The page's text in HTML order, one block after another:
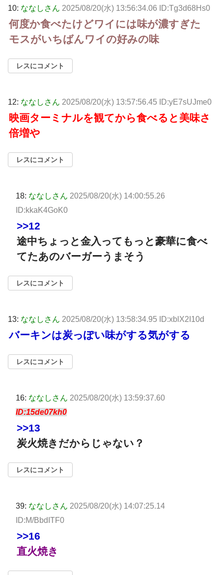
10: ななしさん 2025/08/20(水) 13:56:34.06 ID:Tg3d68Hs0
何度か食べたけどワイには味が濃すぎた
モスがいちばんワイの好みの味
レスにコメント
12: ななしさん 2025/08/20(水) 13:57:56.45 ID:yE7sUJme0
映画ターミナルを観てから食べると美味さ
倍増や
レスにコメント
18: ななしさん 2025/08/20(水) 14:00:55.26
ID:kkaK4GoK0
>>12
途中ちょっと金入ってもっと豪華に食べ
てたあのバーガーうまそう
レスにコメント
13: ななしさん 2025/08/20(水) 13:58:34.95 ID:xblX2I10d
バーキンは炭っぽい味がする気がする
レスにコメント
16: ななしさん 2025/08/20(水) 13:59:37.60
ID:15de07kh0
>>13
炭火焼きだからじゃない？
レスにコメント
39: ななしさん 2025/08/20(水) 14:07:25.14
ID:M/BbdITF0
>>16
直火焼き